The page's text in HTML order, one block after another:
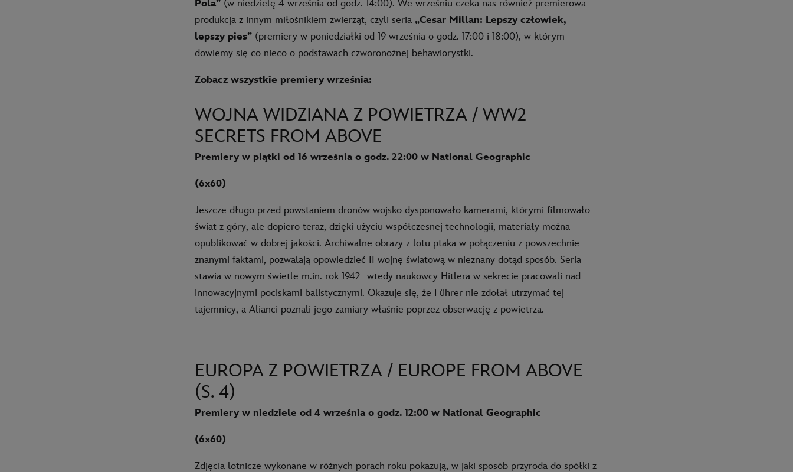
Pola” (w niedzielę 4 września od godz. 14:00). We wrześniu czeka nas również premierowa
produkcja z innym miłośnikiem zwierząt, czyli seria „Cesar Millan: Lepszy człowiek,
lepszy pies” (premiery w poniedziałki od 19 września o godz. 17:00 i 18:00), w którym
dowiemy się co nieco o podstawach czworonożnej behawiorystki.
Zobacz wszystkie premiery września:
WOJNA WIDZIANA Z POWIETRZA / WW2
SECRETS FROM ABOVE
Premiery w piątki od 16 września o godz. 22:00 w National Geographic
(6x60)
Jeszcze długo przed powstaniem dronów wojsko dysponowało kamerami, którymi filmowało
świat z góry, ale dopiero teraz, dzięki użyciu współczesnej technologii, materiały można
opublikować w dobrej jakości. Archiwalne obrazy z lotu ptaka w połączeniu z powszechnie
znanymi faktami, pozwalają opowiedzieć II wojnę światową w nieznany dotąd sposób. Seria
stawia w nowym świetle m.in. rok 1942 -wtedy naukowcy Hitlera w sekrecie pracowali nad
innowacyjnymi pociskami balistycznymi. Okazuje się, że Führer nie zdołał utrzymać tej
tajemnicy, a Alianci poznali jego zamiary właśnie poprzez obserwację z powietrza.
EUROPA Z POWIETRZA / EUROPE FROM ABOVE
(S. 4)
Premiery w niedziele od 4 września o godz. 12:00 w National Geographic
(6x60)
Zdjęcia lotnicze wykonane w różnych porach roku pokazują, w jaki sposób przyroda do spółki z